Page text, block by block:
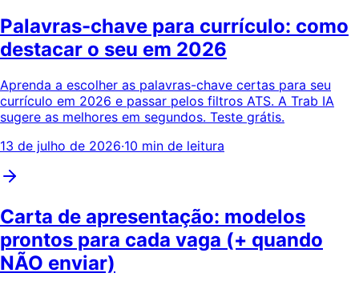
Palavras-chave para currículo: como
destacar o seu em 2026
Aprenda a escolher as palavras-chave certas para seu
currículo em 2026 e passar pelos filtros ATS. A Trab IA
sugere as melhores em segundos. Teste grátis.
13 de julho de 2026·10 min de leitura
Carta de apresentação: modelos
prontos para cada vaga (+ quando
NÃO enviar)